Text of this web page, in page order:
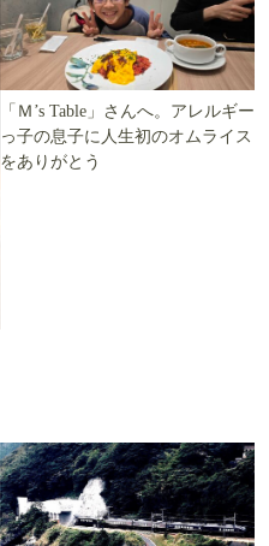
「Ｍ’s Table」さんへ。アレルギー
っ子の息子に人生初のオムライス
をありがとう